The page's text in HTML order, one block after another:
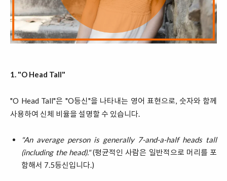
1. "O Head Tall"
"O Head Tall"은 "O등신"을 나타내는 영어 표현으로, 숫자와 함께
사용하여 신체 비율을 설명할 수 있습니다.
"An average person is generally 7-and-a-half heads tall
(including the head)."(평균적인 사람은 일반적으로 머리를 포
함해서 7.5등신입니다.)